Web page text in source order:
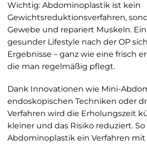
Wichtig: Abdominoplastik ist kein
Gewichtsreduktionsverfahren,
Gewebe und repariert Muskeln.
gesunder Lifestyle nach der OP
Ergebnisse – ganz wie eine frisch
die man regelmäßig pflegt.
Dank Innovationen wie Mini-
endoskopischen Techniken oder
Verfahren wird die Erholungszeit
kleiner und das Risiko reduziert.
Abdominoplastik ein Verfahren